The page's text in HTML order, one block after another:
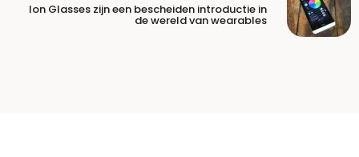
Ion Glasses zijn een bescheiden introductie in
de wereld van wearables